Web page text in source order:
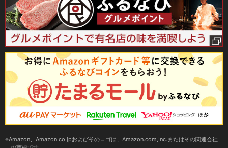
Amazon、Amazon.co.jpおよびそのロゴは、Amazon.com,Inc.またはその関連会社